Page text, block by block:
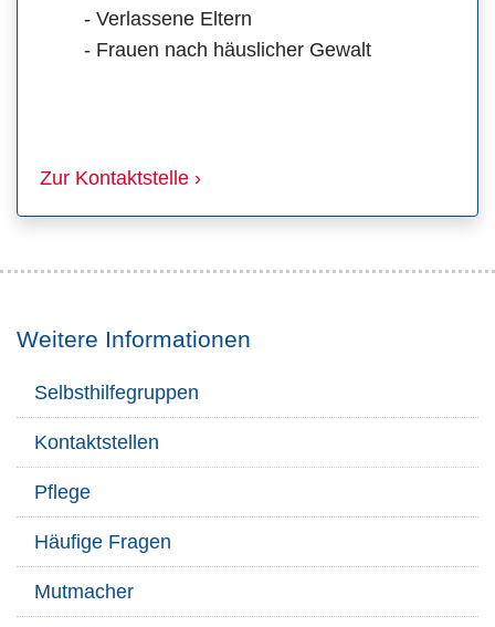
- Verlassene Eltern
- Frauen nach häuslicher Gewalt
Zur Kontaktstelle ›
Weitere Informationen
Selbsthilfegruppen
Kontaktstellen
Pflege
Häufige Fragen
Mutmacher